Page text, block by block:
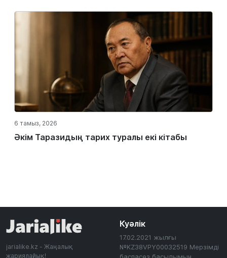
6 тамыз, 2026
Әкім Таразидың тарих туралы екі кітабы
jarialike.kz - Жаңалық
жариялайық!
Куәлік
17.02.2021 жылғы
№KZ38VPY00032519 Мерзімді